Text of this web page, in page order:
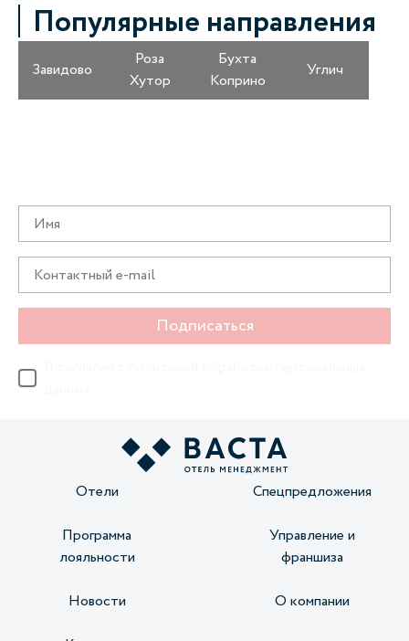
Популярные направления
Завидово
Роза
Хутор
Бухта
Коприно
Углич
Подписаться
Отели Спецпредложения
Программа
лояльности
Управление и
франшиза
Новости О компании